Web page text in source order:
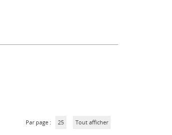
Par page : 25 Tout afficher